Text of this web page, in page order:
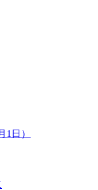
1日）